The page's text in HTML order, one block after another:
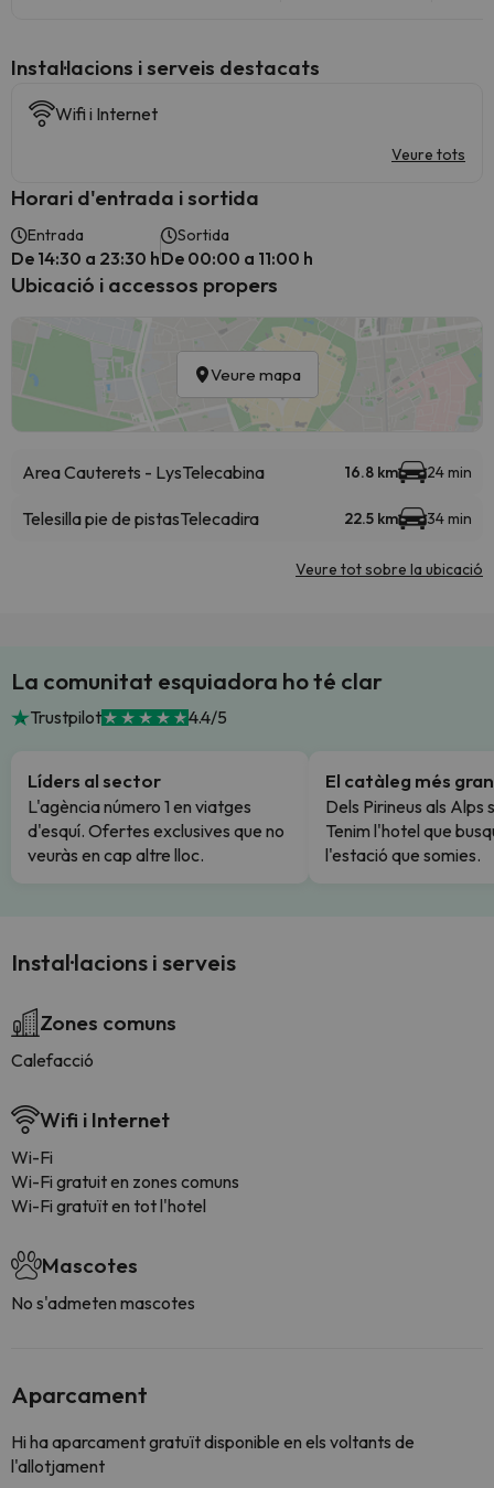
Instal·lacions i serveis destacats
Wifi i Internet
Veure tots
Horari d'entrada i sortida
Entrada
De 14:30 a 23:30 h
Sortida
De 00:00 a 11:00 h
Ubicació i accessos propers
Veure mapa
Area Cauterets - LysTelecabina 16.8 km 24 min
Telesilla pie de pistasTelecadira 22.5 km 34 min
Veure tot sobre la ubicació
La comunitat esquiadora ho té clar
Trustpilot 4.4/5
Líders al sector
L'agència número 1 en viatges
d'esquí. Ofertes exclusives que no
veuràs en cap altre lloc.
El catàleg més gran
Dels Pirineus als Alps
Tenim l'hotel que
l'estació que somies.
Instal·lacions i serveis
Zones comuns
Calefacció
Wifi i Internet
Wi-Fi
Wi-Fi gratuit en zones comuns
Wi-Fi gratuït en tot l'hotel
Mascotes
No s'admeten mascotes
Aparcament
Hi ha aparcament gratuït disponible en els voltants de
l'allotjament